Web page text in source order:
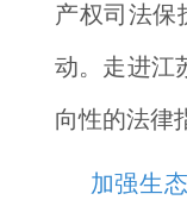
产权司法保
动。走进江
向性的法律
加强生